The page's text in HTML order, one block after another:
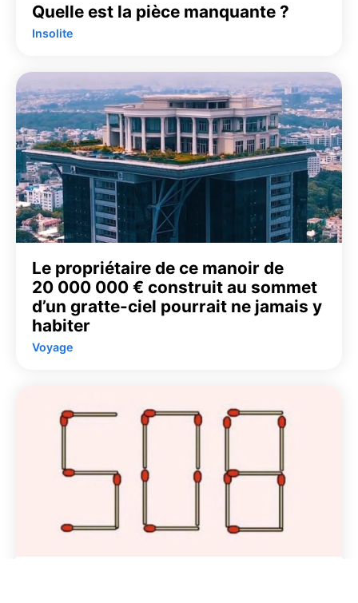
Quelle est la pièce manquante ?
Insolite
Le propriétaire de ce manoir de
20 000 000 € construit au sommet
d’un gratte-ciel pourrait ne jamais y
habiter
Voyage